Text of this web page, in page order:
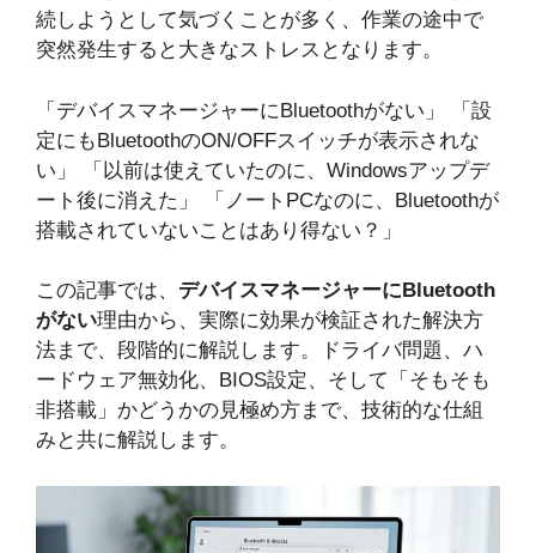
続しようとして気づくことが多く、作業の途中で
突然発生すると大きなストレスとなります。
「デバイスマネージャーにBluetoothがない」 「設
定にもBluetoothのON/OFFスイッチが表示されな
い」 「以前は使えていたのに、Windowsアップデ
ート後に消えた」 「ノートPCなのに、Bluetoothが
搭載されていないことはあり得ない？」
この記事では、 デバイスマネージャーにBluetooth
がない理由から、実際に効果が検証された解決方
法まで、段階的に解説します。ドライバ問題、ハ
ードウェア無効化、BIOS設定、そして「そもそも
非搭載」かどうかの見極め方まで、技術的な仕組
みと共に解説します。